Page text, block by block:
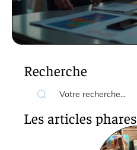
Recherche
Les articles phares